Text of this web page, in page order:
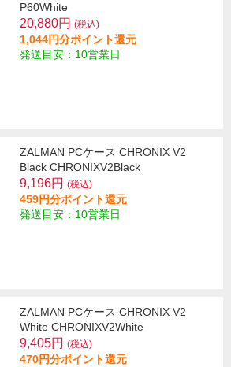
P60White
20,880円 (税込)
1,044円分ポイント還元
発送目安：10営業日
ZALMAN PCケース CHRONIX V2
Black CHRONIXV2Black
9,196円 (税込)
459円分ポイント還元
発送目安：10営業日
ZALMAN PCケース CHRONIX V2
White CHRONIXV2White
9,405円 (税込)
470円分ポイント還元